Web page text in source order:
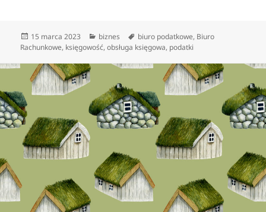
Data
publikacji
15 marca 2023 Kategorie
biznes Tagi
biuro podatkowe, Biuro
Rachunkowe, księgowość,obsługa księgowa, podatki